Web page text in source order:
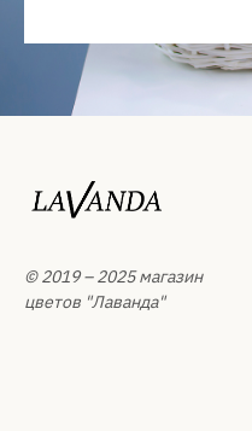
© 2019 – 2025 магазин
цветов "Лаванда"